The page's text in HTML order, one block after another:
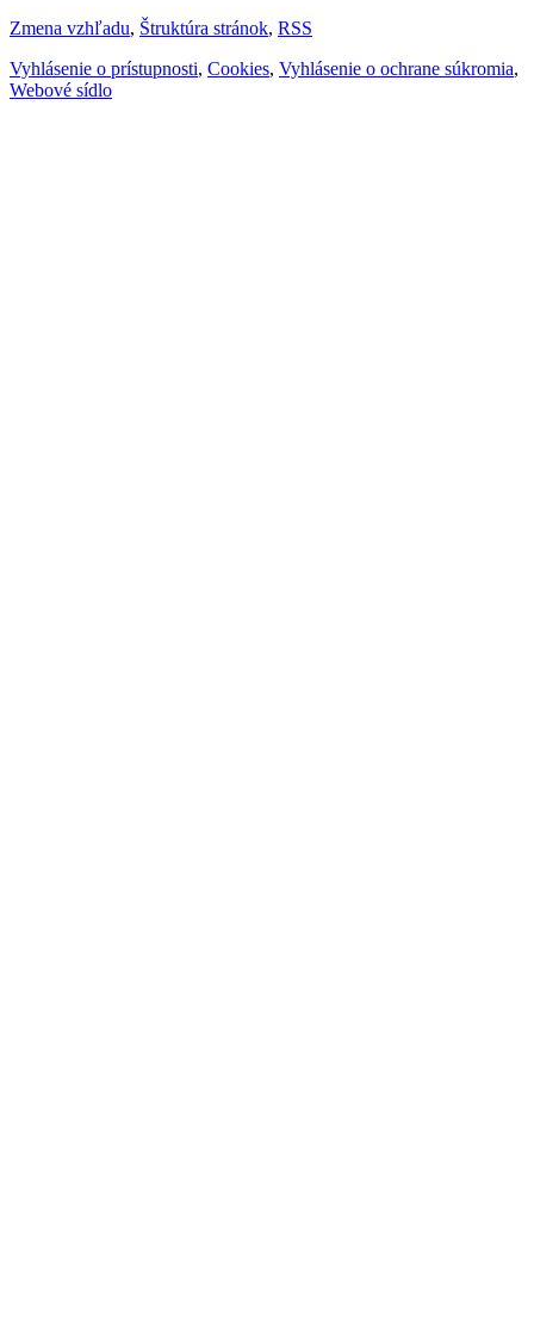
Zmena vzhľadu, Štruktúra stránok, RSS
Vyhlásenie o prístupnosti, Cookies, Vyhlásenie o ochrane súkromia,
Webové sídlo